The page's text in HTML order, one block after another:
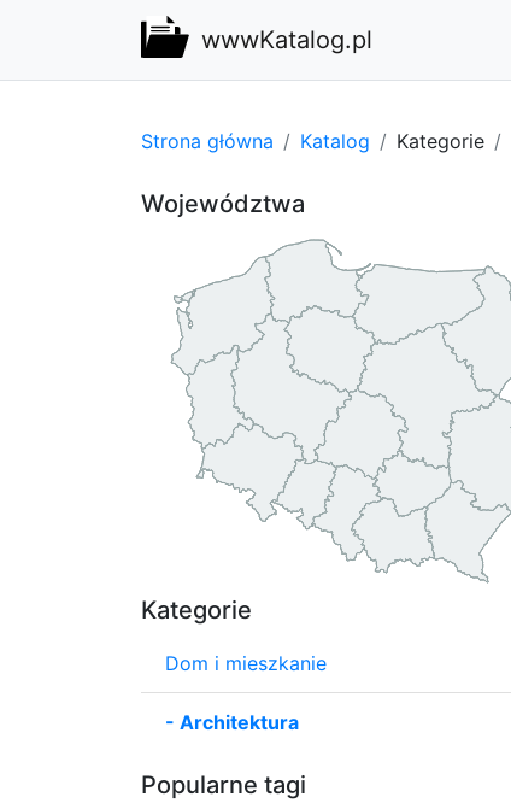
wwwKatalog.pl
Strona główna Katalog Kategorie
Województwa
Kategorie
Dom i mieszkanie
- Architektura
Popularne tagi